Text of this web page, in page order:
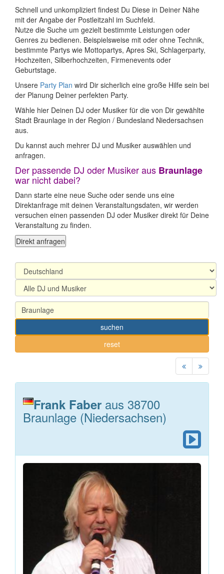
Schnell und unkompliziert findest Du Diese in Deiner Nähe
mit der Angabe der Postleitzahl im Suchfeld.
Nutze die Suche um gezielt bestimmte Leistungen oder
Genres zu bedienen. Beispielsweise mit oder ohne Technik,
bestimmte Partys wie Mottopartys, Apres Ski, Schlagerparty,
Hochzeiten, Silberhochzeiten, Firmenevents oder
Geburtstage.
Unsere Party Plan wird Dir sicherlich eine große Hilfe sein bei
der Planung Deiner perfekten Party.
Wähle hier Deinen DJ oder Musiker für die von Dir gewählte
Stadt Braunlage in der Region / Bundesland Niedersachsen
aus.
Du kannst auch mehrer DJ und Musiker auswählen und
anfragen.
Der passende DJ oder Musiker aus Braunlage
war nicht dabei?
Dann starte eine neue Suche oder sende uns eine
Direktanfrage mit deinen Veranstaltungsdaten, wir werden
versuchen einen passenden DJ oder Musiker direkt für Deine
Veranstaltung zu finden.
Direkt anfragen
suchen
reset
Frank Faber aus 38700
Braunlage (Niedersachsen)